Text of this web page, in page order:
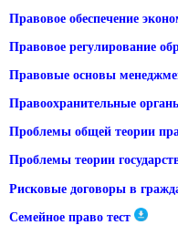
Правовое обеспечение
Правовое регулирование
Правовые основы
Правоохранительные
Проблемы общей теории
Проблемы теории
Рисковые договоры в
Семейное право тест